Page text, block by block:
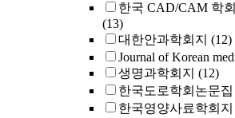
한국 CAD/CAM 학
(13)
대한안과학회지 (12)
Journal of Korean
생명과학회지 (12)
한국도로학회논문집
한국영양사료학회지